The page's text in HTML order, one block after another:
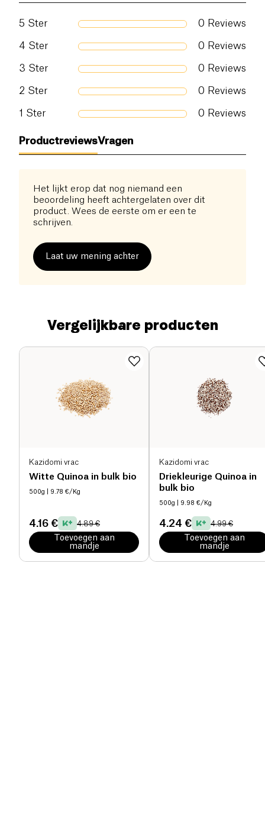
5 Ster 0 Reviews
4 Ster 0 Reviews
3 Ster 0 Reviews
2 Ster 0 Reviews
1 Ster 0 Reviews
ProductreviewsVragen
Het lijkt erop dat nog niemand een
beoordeling heeft achtergelaten over dit
product. Wees de eerste om er een te
schrijven.
Laat uw mening achter
Vergelijkbare producten
Kazidomi vrac
Witte Quinoa in bulk bio
500g | 9.78 €/Kg
4.16 € 4.89 €
Toevoegen aan
mandje
Kazidomi vrac
Driekleurige Quinoa in
bulk bio
500g | 9.98 €/Kg
4.24 € 4.99 €
Toevoegen aan
mandje